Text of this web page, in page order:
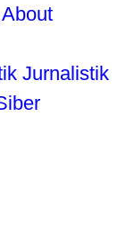
About
Jurnalistik